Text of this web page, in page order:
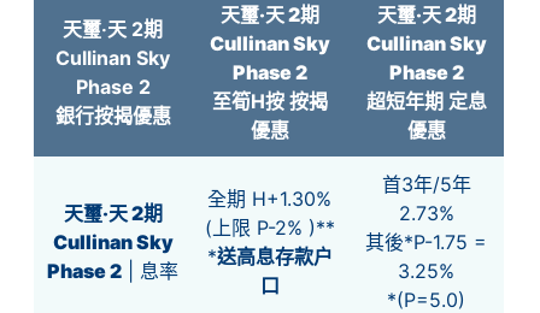
天璽‧天 2期
Cullinan Sky
Phase 2
銀行按揭優惠
天璽‧天 2期
Cullinan Sky
Phase 2
至筍H按 按揭
優惠
天璽‧天 2期
Cullinan Sky
Phase 2
超短年期 定息
優惠
天璽‧天 2期
Cullinan Sky
Phase 2 | 息率
全期 H+1.30%
(上限 P-2% )**
*送高息存款户
口
首3年/5年
2.73%
其後*P-1.75 =
3.25%
*(P=5.0)